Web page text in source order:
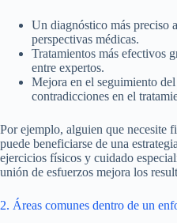
Un diagnóstico más preciso
perspectivas médicas.
Tratamientos más efectivos
entre expertos.
Mejora en el seguimiento
contradicciones en el
Por ejemplo, alguien que necesite
puede beneficiarse de una
ejercicios físicos y cuidado
unión de esfuerzos mejora los
2. Áreas comunes dentro de un